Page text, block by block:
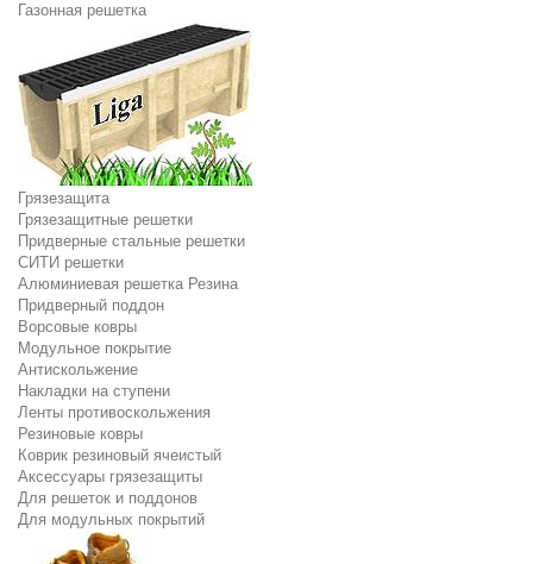
Газонная решетка
Грязезащита
Грязезащитные решетки
Придверные стальные решетки
СИТИ решетки
Алюминиевая решетка Резина
Придверный поддон
Ворсовые ковры
Модульное покрытие
Антискольжение
Накладки на ступени
Ленты противоскольжения
Резиновые ковры
Коврик резиновый ячеистый
Аксессуары грязезащиты
Для решеток и поддонов
Для модульных покрытий